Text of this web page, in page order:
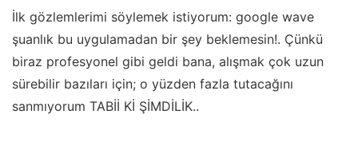
İlk gözlemlerimi söylemek istiyorum: google wave
şuanlık bu uygulamadan bir şey beklemesin!. Çünkü
biraz profesyonel gibi geldi bana, alışmak çok uzun
sürebilir bazıları için; o yüzden fazla tutacağını
sanmıyorum TABİİ Kİ ŞİMDİLİK..